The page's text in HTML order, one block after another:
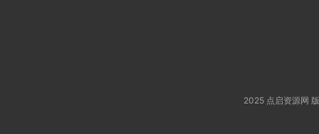
2025 点启资源网